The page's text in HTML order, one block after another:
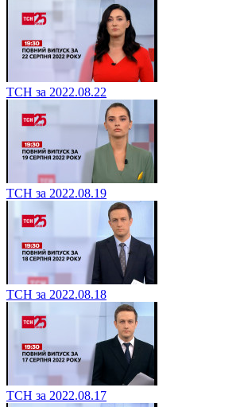
ТСН за 2022.08.22
ТСН за 2022.08.19
ТСН за 2022.08.18
ТСН за 2022.08.17